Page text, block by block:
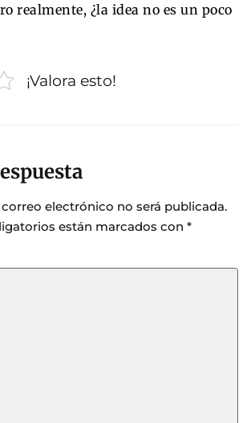
realmente, ¿la idea no es un poco
¡Valora esto!
electrónico no será publicada.
están marcados con *